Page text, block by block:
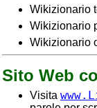
Wikizionario
Wikizionario
Wikizionario
Sito Web
Visita